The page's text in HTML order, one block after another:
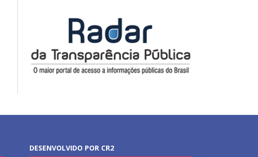
DESENVOLVIDO POR CR2